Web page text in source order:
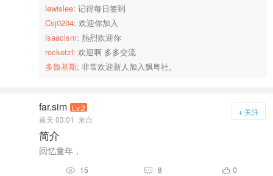
lewislee: 记得每日签到
Csj0204: 欢迎你加入
isaaclsm: 熱烈欢迎你
rocketzl: 欢迎啊 多多交流
多魯基斯: 非常欢迎新人加入飘粤社。
far.sim Lv.2
前天 03:01 来自
+ 关注
简介
回忆童年，
 15  8  0